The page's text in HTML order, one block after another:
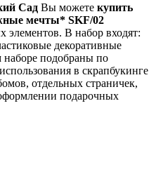
Сад Вы можете купить
мечты* SKF/02
элементов. В набор входят:
декоративные
подобраны по
в скрапбукинге
отдельных страничек,
подарочных